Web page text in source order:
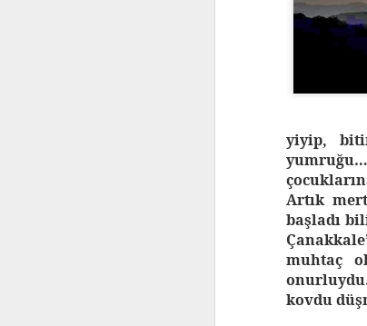
yiyip,
Artık
başladı
muhtaç
kovdu